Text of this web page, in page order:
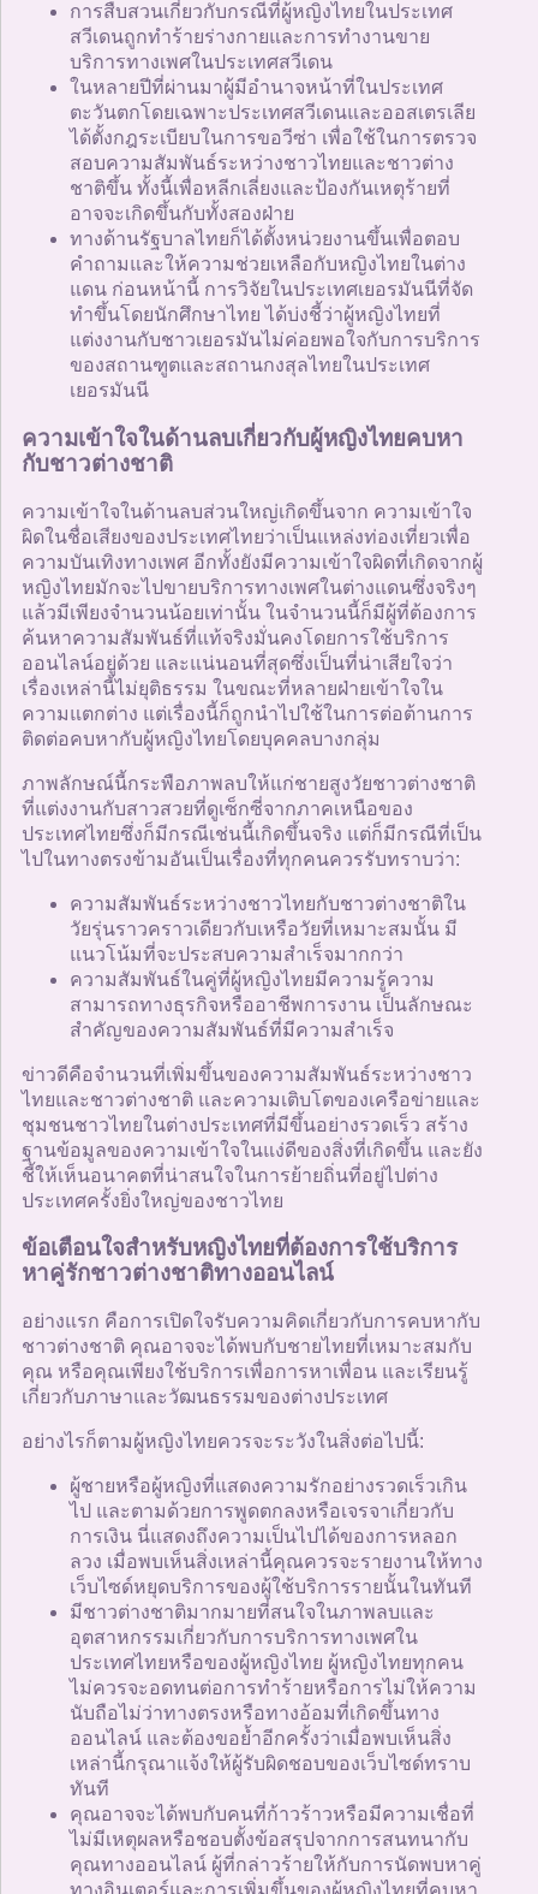
การสืบสวนเกี่ยวกับกรณีที่ผู้หญิงไทยในประเทศ
สวีเดนถูกทำร้ายร่างกายและการทำงานขาย
บริการทางเพศในประเทศสวีเดน
ในหลายปีที่ผ่านมาผู้มีอำนาจหน้าที่ในประเทศ
ตะวันตกโดยเฉพาะประเทศสวีเดนและออสเตรเลีย
ได้ตั้งกฎระเบียบในการขอวีซ่า เพื่อใช้ในการตรวจ
สอบความสัมพันธ์ระหว่างชาวไทยและชาวต่าง
ชาติขึ้น ทั้งนี้เพื่อหลีกเลี่ยงและป้องกันเหตุร้ายที่
อาจจะเกิดขึ้นกับทั้งสองฝ่าย
ทางด้านรัฐบาลไทยก็ได้ตั้งหน่วยงานขึ้นเพื่อตอบ
คำถามและให้ความช่วยเหลือกับหญิงไทยในต่าง
แดน ก่อนหน้านี้ การวิจัยในประเทศเยอรมันนีที่จัด
ทำขึ้นโดยนักศึกษาไทย ได้บ่งชี้ว่าผู้หญิงไทยที่
แต่งงานกับชาวเยอรมันไม่ค่อยพอใจกับการบริการ
ของสถานฑูตและสถานกงสุลไทยในประเทศ
เยอรมันนี
ความเข้าใจในด้านลบเกี่ยวกับผู้หญิงไทยคบหา
กับชาวต่างชาติ
ความเข้าใจในด้านลบส่วนใหญ่เกิดขึ้นจาก ความเข้าใจ
ผิดในชื่อเสียงของประเทศไทยว่าเป็นแหล่งท่องเที่ยวเพื่อ
ความบันเทิงทางเพศ อีกทั้งยังมีความเข้าใจผิดที่เกิดจากผู้
หญิงไทยมักจะไปขายบริการทางเพศในต่างแดนซึ่งจริงๆ
แล้วมีเพียงจำนวนน้อยเท่านั้น ในจำนวนนี้ก็มีผู้ที่ต้องการ
ค้นหาความสัมพันธ์ที่แท้จริงมั่นคงโดยการใช้บริการ
ออนไลน์อยู่ด้วย และแน่นอนที่สุดซึ่งเป็นที่น่าเสียใจว่า
เรื่องเหล่านี้ไม่ยุติธรรม ในขณะที่หลายฝ่ายเข้าใจใน
ความแตกต่าง แต่เรื่องนี้ก็ถูกนำไปใช้ในการต่อต้านการ
ติดต่อคบหากับผู้หญิงไทยโดยบุคคลบางกลุ่ม
ภาพลักษณ์นี้กระพือภาพลบให้แก่ชายสูงวัยชาวต่างชาติ
ที่แต่งงานกับสาวสวยที่ดูเซ็กซี่จากภาคเหนือของ
ประเทศไทยซึ่งก็มีกรณีเช่นนี้เกิดขึ้นจริง แต่ก็มีกรณีที่เป็น
ไปในทางตรงข้ามอันเป็นเรื่องที่ทุกคนควรรับทราบว่า:
ความสัมพันธ์ระหว่างชาวไทยกับชาวต่างชาติใน
วัยรุ่นราวคราวเดียวกับเหรือวัยที่เหมาะสมนั้น มี
แนวโน้มที่จะประสบความสำเร็จมากกว่า
ความสัมพันธ์ในคู่ที่ผู้หญิงไทยมีความรู้ความ
สามารถทางธุรกิจหรืออาชีพการงาน เป็นลักษณะ
สำคัญของความสัมพันธ์ที่มีความสำเร็จ
ข่าวดีคือจำนวนที่เพิ่มขึ้นของความสัมพันธ์ระหว่างชาว
ไทยและชาวต่างชาติ และความเติบโตของเครือข่ายและ
ชุมชนชาวไทยในต่างประเทศที่มีขึ้นอย่างรวดเร็ว สร้าง
ฐานข้อมูลของความเข้าใจในแง่ดีของสิ่งที่เกิดขึ้น และยัง
ชี้ให้เห็นอนาคตที่น่าสนใจในการย้ายถิ่นที่อยู่ไปต่าง
ประเทศครั้งยิ่งใหญ่ของชาวไทย
ข้อเตือนใจสำหรับหญิงไทยที่ต้องการใช้บริการ
หาคู่รักชาวต่างชาติทางออนไลน์
อย่างแรก คือการเปิดใจรับความคิดเกี่ยวกับการคบหากับ
ชาวต่างชาติ คุณอาจจะได้พบกับชายไทยที่เหมาะสมกับ
คุณ หรือคุณเพียงใช้บริการเพื่อการหาเพื่อน และเรียนรู้
เกี่ยวกับภาษาและวัฒนธรรมของต่างประเทศ
อย่างไรก็ตามผู้หญิงไทยควรจะระวังในสิ่งต่อไปนี้:
ผู้ชายหรือผู้หญิงที่แสดงความรักอย่างรวดเร็วเกิน
ไป และตามด้วยการพูดตกลงหรือเจรจาเกี่ยวกับ
การเงิน นี่แสดงถึงความเป็นไปได้ของการหลอก
ลวง เมื่อพบเห็นสิ่งเหล่านี้คุณควรจะรายงานให้ทาง
เว็บไซด์หยุดบริการของผู้ใช้บริการรายนั้นในทันที
มีชาวต่างชาติมากมายที่สนใจในภาพลบและ
อุตสาหกรรมเกี่ยวกับการบริการทางเพศใน
ประเทศไทยหรือของผู้หญิงไทย ผู้หญิงไทยทุกคน
ไม่ควรจะอดทนต่อการทำร้ายหรือการไม่ให้ความ
นับถือไม่ว่าทางตรงหรือทางอ้อมที่เกิดขึ้นทาง
ออนไลน์ และต้องขอย้ำอีกครั้งว่าเมื่อพบเห็นสิ่ง
เหล่านี้กรุณาแจ้งให้ผู้รับผิดชอบของเว็บไซด์ทราบ
ทันที
คุณอาจจะได้พบกับคนที่ก้าวร้าวหรือมีความเชื่อที่
ไม่มีเหตุผลหรือชอบตั้งข้อสรุปจากการสนทนากับ
คุณทางออนไลน์ ผู้ที่กล่าวร้ายให้กับการนัดพบหาคู่